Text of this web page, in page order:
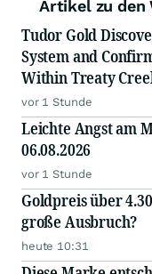
Artikel zu den
Tudor Gold
System and
Within Treaty
vor 1 Stunde
Leichte Angst am
06.08.2026
vor 1 Stunde
Goldpreis über
große Ausbruch?
heute 10:31